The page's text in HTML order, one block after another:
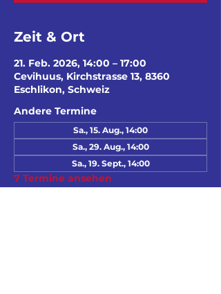
Zeit & Ort
21. Feb. 2026, 14:00 – 17:00
Cevihuus, Kirchstrasse 13, 8360
Eschlikon, Schweiz
Andere Termine
Sa., 15. Aug., 14:00
Sa., 29. Aug., 14:00
Sa., 19. Sept., 14:00
7 Termine ansehen